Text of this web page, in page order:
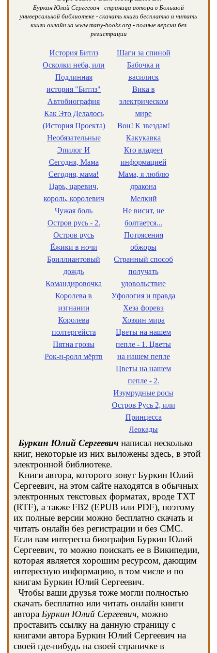
Буркин Юлий Сергеевич - страница автора в Большой
универсальной библиотеке - скачать книги бесплатно и читать
книги онлайн на www.many-books.org - полные версии без
регистрации
История Битлз
Осколки неба, или
Подлинная
история "Битлз"
Автобиография
Как Это Делалось
(История Проекта)
Необязательные
Эпилог И
Сегодня, Мама
Сегодня, мама!
Царь, царевич,
король, королевич
Чужая боль
Остров русь - 2.
Остров русь
Ёжики в ночи
Бриллиантовый
дождь
Командировочка
Королева в
изгнании
Королева
полтергейста
Пятна грозы
Рок-н-ролл мёртв
Шаги за спиной
Бабочка и
василиск
Вика в
электрическом
мире
Вон! К звездам!
Какукавка
Кто владеет
информацией
Мама, я люблю
дракона
Мелкий
Не висит, не
болтается...
Потрясения
обжоры
Странный способ
получать
удовольствие
Уфология и правда
Хеза форевэ
Хозяин мира
Цветы на нашем
пепле - 1. Цветы
на нашем пепле
Цветы на нашем
пепле - 2.
Изумрудные росы
Остров Русь 2, или
Принцесса
Леокады
Буркин Юлий Сергеевич написал несколько
книг, некоторые из них выложены здесь, в этой
электронной библиотеке.
Книги автора, которого зовут Буркин Юлий
Сергеевич, на этом сайте находятся в обычных
электронных текстовых форматах, вроде TXT
(RTF), а также FB2 (EPUB или PDF), поэтому
их полные версии можно бесплатно скачать и
читать онлайн без регистрации и без СМС.
Если вам интересна биография Буркин Юлий
Сергеевич, то можно поискать ее в Википедии,
которая является хорошим ресурсом, дающим
интересную информацию, в том числе и по
книгам Буркин Юлий Сергеевич.
Чтобы ваши друзья тоже могли полностью
скачать бесплатно или читать онлайн книги
автора Буркин Юлий Сергеевич, можно
проставить ссылку на данную страницу с
книгами автора Буркин Юлий Сергеевич на
своей где-нибудь на своей страничке в